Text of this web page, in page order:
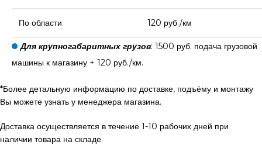
По области 120 руб./км
Для крупногабаритных грузов: 1500 руб. подача грузовой
машины к магазину + 120 руб./км.
*Более детальную информацию по доставке, подъёму и монтажу
Вы можете узнать у менеджера магазина.
Доставка осуществляется в течение 1-10 рабочих дней при
наличии товара на складе.